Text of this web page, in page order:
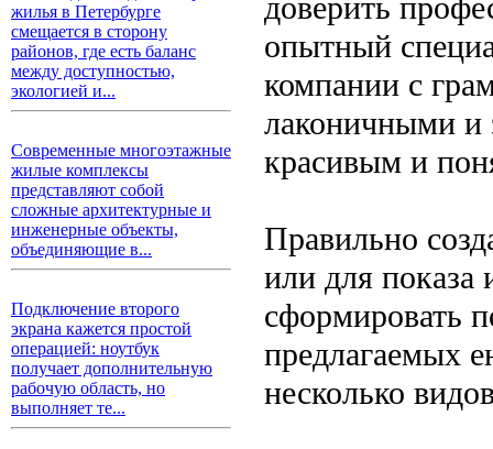
жилья в Петербурге
смещается в сторону
районов, где есть баланс
между доступностью,
экологией и...
Современные многоэтажные
жилые комплексы
представляют собой
сложные архитектурные и
инженерные объекты,
объединяющие в...
Подключение второго
экрана кажется простой
операцией: ноутбук
получает дополнительную
рабочую область, но
выполняет те...
доверить
опытный
компании с
лаконичными
красивым и
Правильно
или для показа
сформировать
предлагаемых
несколько